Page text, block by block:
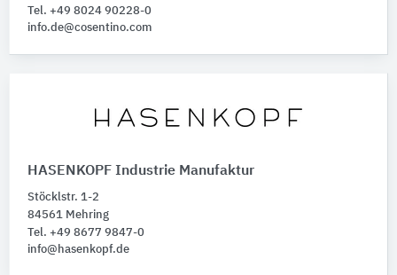
Tel. +49 8024 90228-0
info.de@cosentino.com
HASENKOPF Industrie Manufaktur
Stöcklstr. 1-2
84561 Mehring
Tel. +49 8677 9847-0
info@hasenkopf.de